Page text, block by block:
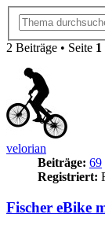
2 Beiträge • Seite 1
velorian
Beiträge: 69
Registriert:
Fischer eBike